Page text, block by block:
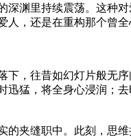
渊里持续震荡。这种
人，还是在重构那个曾全
，往昔如幻灯片般无
猛，将全身心浸润；
夹缝职中。此刻，思